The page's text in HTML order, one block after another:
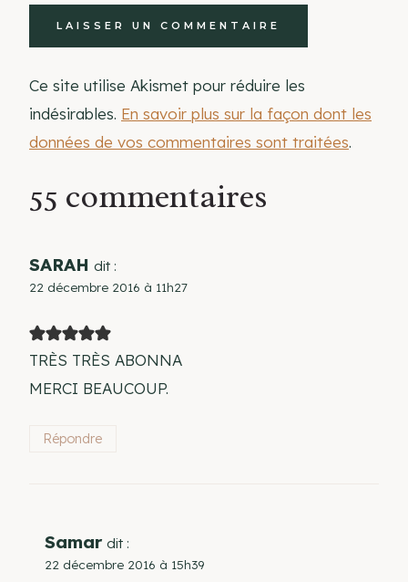
Ce site utilise Akismet pour réduire les
indésirables. En savoir plus sur la façon dont les
données de vos commentaires sont traitées.
55 commentaires
SARAH dit :
22 décembre 2016 à 11h27
TRÈS TRÈS ABONNA
MERCI BEAUCOUP.
Répondre
Samar dit :
22 décembre 2016 à 15h39